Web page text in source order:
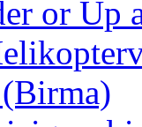
or Up